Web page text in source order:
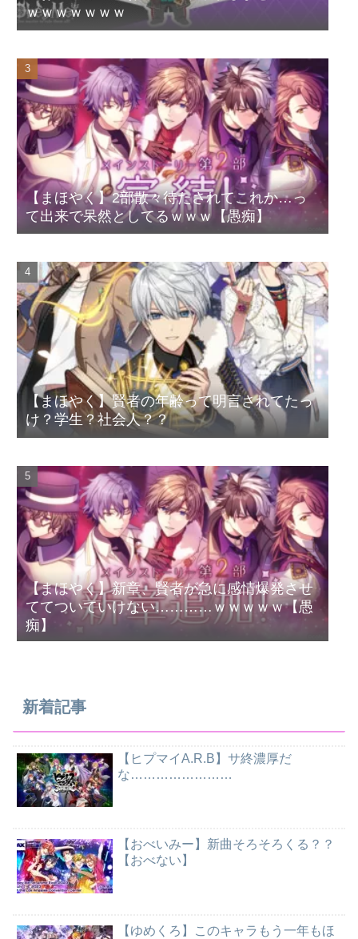
ｗｗｗｗｗｗｗ
【まほやく】2部散々待たされてこれか…っ
て出来で呆然としてるｗｗｗ【愚痴】
【まほやく】賢者の年齢って明言されてたっ
け？学生？社会人？？
【まほやく】新章、賢者が急に感情爆発させ
ててついていけない…………ｗｗｗｗｗ【愚
痴】
新着記事
【ヒプマイA.R.B】サ終濃厚だ
な……………………
【おべいみー】新曲そろそろくる？？
【おべない】
【ゆめくろ】このキャラもう一年もほ